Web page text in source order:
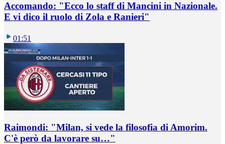
Accomando: "Ecco lo staff di Mancini in Nazionale.
E vi dico il ruolo di Zola e Ranieri"
01:51
Raimondi: "Milan, si vede la filosofia di Amorim.
C'è però da lavorare su…"